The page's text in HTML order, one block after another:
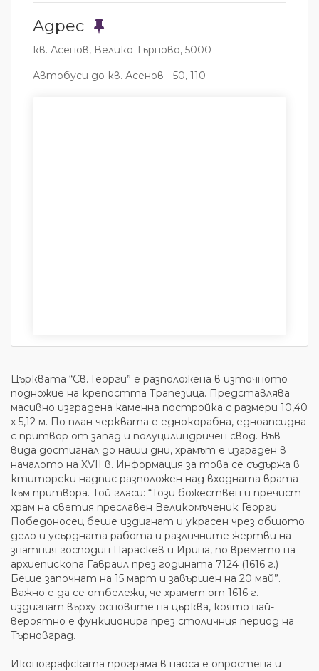
Адрес
кв. Асенов, Велико Търново, 5000
Автобуси до кв. Асенов - 50, 110
Църквата “Св. Георги” е разположена в източното
подножие на крепостта Трапезица. Представлява
масивно изградена каменна постройка с размери 10,40
х 5,12 м. По план черквата е еднокорабна, едноапсидна
с притвор от запад и полуцилиндричен свод. Във
вида достигнал до наши дни, храмът е изграден в
началото на XVII в. Информация за това се съдържа в
ктиторски надпис разположен над входната врата
към притвора. Той гласи: “Този божествен и пречист
храм на светия преславен Великомъченик Георги
Победоносец беше издигнат и украсен чрез общото
дело и усърдната работа и различните жертви на
знатния господин Параскев и Ирина, по времето на
архиепископа Гавраил през годината 7124 (1616 г.)
Беше започнат на 15 март и завършен на 20 май”.
Важно е да се отбележи, че храмът от 1616 г.
издигнат върху основите на църква, която най-
вероятно е функционира през столичния период на
Търновград.
Иконографската програма в наоса е опростена и